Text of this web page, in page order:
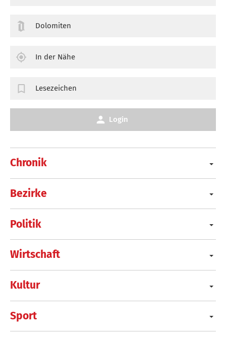
Chronik
Bezirke
Politik
Wirtschaft
Kultur
Sport
Dolomiten
In der Nähe
Lesezeichen
Login